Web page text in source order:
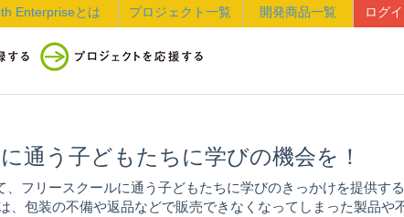
ログ
開発商品一覧
プロジェクト一覧
Enterpriseとは
通う子どもたちに学びの機会を！
、フリースクールに通う子どもたちに学びのきっかけを提供す
、包装の不備や返品などで販売できなくなってしまった製品や